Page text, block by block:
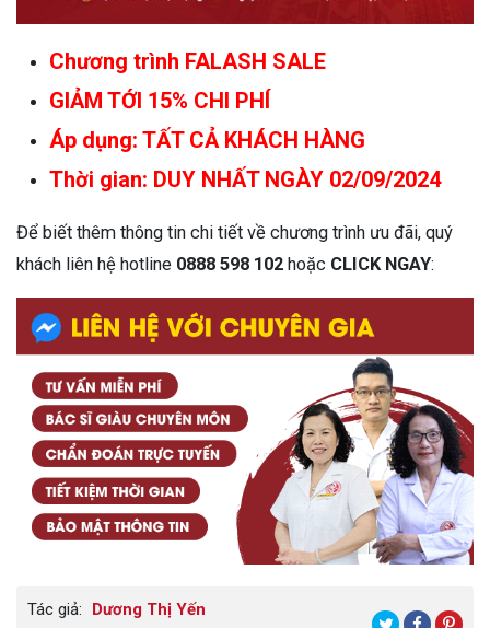
Chương trình FALASH SALE
GIẢM TỚI 15% CHI PHÍ
Áp dụng: TẤT CẢ KHÁCH HÀNG
Thời gian: DUY NHẤT NGÀY 02/09/2024
Để biết thêm thông tin chi tiết về chương trình ưu đãi, quý
khách liên hệ hotline 0888 598 102 hoặc CLICK NGAY:
Tác giả: Dương Thị Yến